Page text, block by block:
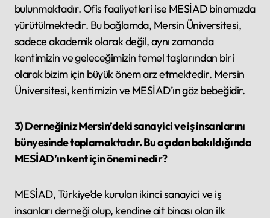
bulunmaktadır. Ofis faaliyetleri ise MESİAD binamızda
yürütülmektedir. Bu bağlamda, Mersin Üniversitesi,
sadece akademik olarak değil, aynı zamanda
kentimizin ve geleceğimizin temel taşlarından biri
olarak bizim için büyük önem arz etmektedir. Mersin
Üniversitesi, kentimizin ve MESİAD’ın göz bebeğidir.
3) Derneğiniz Mersin’deki sanayici ve iş insanlarını
bünyesinde toplamaktadır. Bu açıdan bakıldığında
MESİAD’ın kent için önemi nedir?
MESİAD, Türkiye’de kurulan ikinci sanayici ve iş
insanları derneği olup, kendine ait binası olan ilk